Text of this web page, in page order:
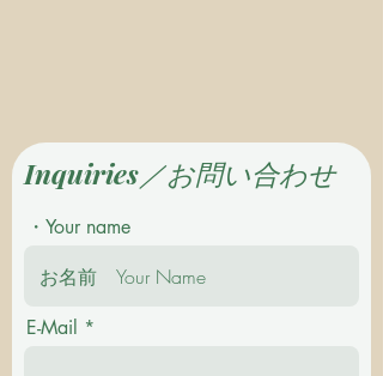
Inquiries／お問い合わせ
・Your name
E-Mail